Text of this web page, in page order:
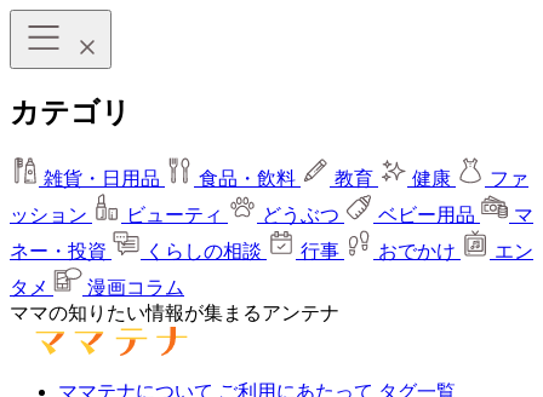
カテゴリ
雑貨・日用品 食品・飲料 教育 健康
ファ
ッション
ビューティ どうぶつ ベビー用品
マ
ネー・投資
くらしの相談 行事 おでかけ
エン
タメ
漫画コラム
ママの知りたい情報が集まるアンテナ
ママテナについて ご利用にあたって タグ一覧